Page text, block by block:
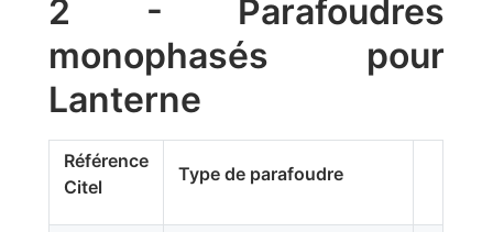
2 - Parafoudres
monophasés pour
Lanterne
Référence
Citel
Type de parafoudre